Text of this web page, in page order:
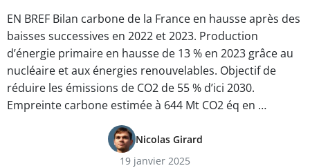
EN BREF Bilan carbone de la France en hausse après des
baisses successives en 2022 et 2023. Production
d’énergie primaire en hausse de 13 % en 2023 grâce au
nucléaire et aux énergies renouvelables. Objectif de
réduire les émissions de CO2 de 55 % d’ici 2030.
Empreinte carbone estimée à 644 Mt CO2 éq en …
Nicolas Girard
19 janvier 2025